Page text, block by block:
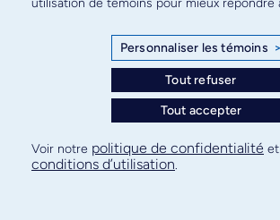
Plan de site
Confidentialité
Personnaliser les témoins >
Tout refuser
Tout accepter
Voir notre politique de confidentialité
conditions d’utilisation.